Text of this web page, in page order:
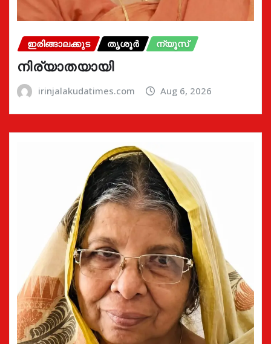
ഇരിങ്ങാലക്കുട തൃശൂർ ന്യൂസ്
നിര്യാതയായി
irinjalakudatimes.com Aug 6, 2026